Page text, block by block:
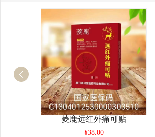
菱鹿远红外痛可贴
¥38.00